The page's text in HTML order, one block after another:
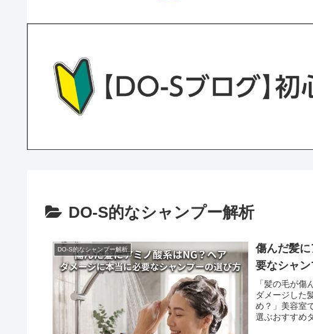
DO-S的なシャンプー解析
DO-S的なシャンプー解析
傷んだ髪
要なシャ
「髪の毛が
ダメージした
め？」美容室
選ぶおすすめ